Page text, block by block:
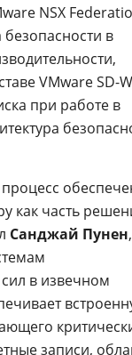
NSX
в
VMware SD-
при работе в
как часть
Санджай Пунен,
в извечном
записи,